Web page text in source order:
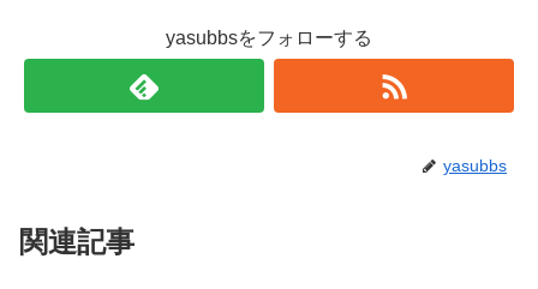
yasubbsをフォローする
yasubbs
関連記事